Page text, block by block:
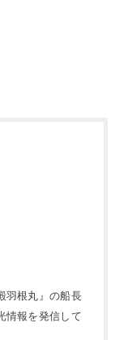
羽根丸』の船長
情報を発信して